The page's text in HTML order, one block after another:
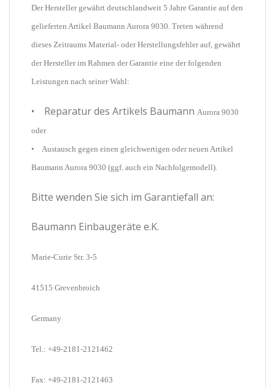
Der Hersteller gewährt deutschlandweit 5 Jahre Garantie auf den
gelieferten Artikel Baumann Aurora 9030. Treten während
dieses Zeitraums Material- oder Herstellungsfehler auf, gewährt
der Hersteller im Rahmen der Garantie eine der folgenden
Leistungen nach seiner Wahl:
• Reparatur des Artikels Baumann Aurora 9030
oder
• Austausch gegen einen gleichwertigen oder neuen Artikel
Baumann Aurora 9030 (ggf. auch ein Nachfolgemodell).
Bitte wenden Sie sich im Garantiefall an:
Baumann Einbaugeräte e.K.
Marie-Curie Str. 3-5
41515 Grevenbroich
Germany
Tel.: +49-2181-2121462
Fax: +49-2181-2121463